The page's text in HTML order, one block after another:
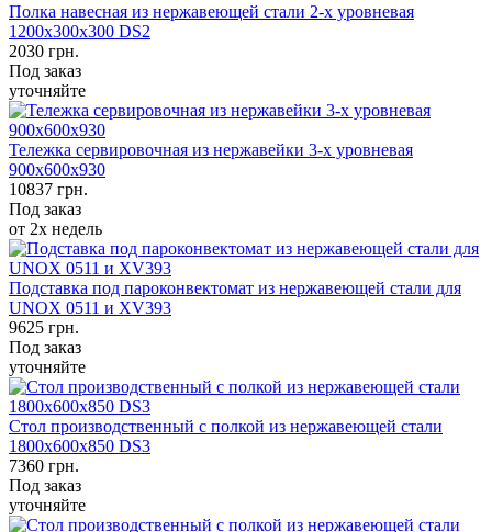
Полка навесная из нержавеющей стали 2-х уровневая
1200х300х300 DS2
2030 грн.
Под заказ
уточняйте
Тележка сервировочная из нержавейки 3-х уровневая
900х600х930
10837 грн.
Под заказ
от 2х недель
Подставка под пароконвектомат из нержавеющей стали для
UNOX 0511 и XV393
9625 грн.
Под заказ
уточняйте
Стол производственный с полкой из нержавеющей стали
1800х600х850 DS3
7360 грн.
Под заказ
уточняйте